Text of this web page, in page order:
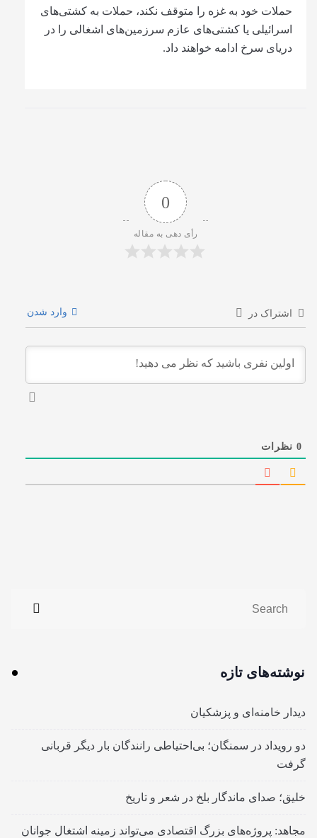
حملات خود به غزه را متوقف نکند، حملات به کشتی‌های
اسرائیلی یا کشتی‌های عازم سرزمین‌های اشغالی را در
دریای سرخ ادامه خواهند داد.
0
رأی دهی به مقاله
اشتراک در وارد شدن
0نظرات
نوشته‌های تازه
دیدار خامنه‌ای و پزشکیان
دو رویداد در سمنگان؛ بی‌احتیاطی رانندگان بار دیگر قربانی
گرفت
خلیق؛ صدای ماندگار بلخ در شعر و تاریخ
مجاهد: پروژه‌های بزرگ اقتصادی می‌تواند زمینه اشتغال جوانان